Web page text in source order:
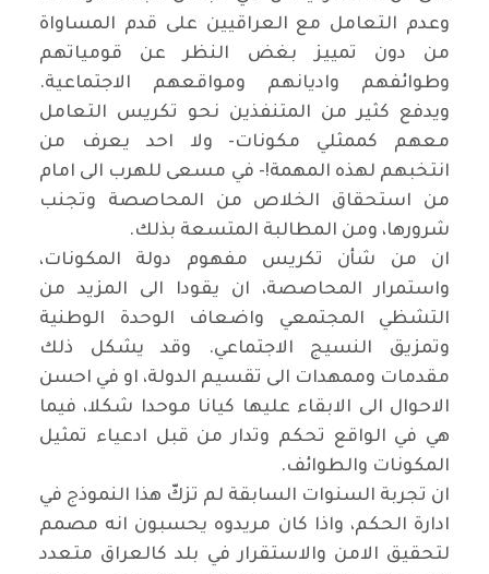
وعدم التعامل مع العراقيين على قدم المساواة
من دون تمييز بغض النظر عن قومياتهم
وطوائفهم واديانهم ومواقعهم الاجتماعية.
ويدفع كثير من المتنفذين نحو تكريس التعامل
معهم كممثلي مكونات- ولا احد يعرف من
انتخبهم لهذه المهمة!- في مسعى للهرب الى امام
من استحقاق الخلاص من المحاصصة وتجنب
شرورها، ومن المطالبة المتسعة بذلك.
ان من شأن تكريس مفهوم دولة المكونات،
واستمرار المحاصصة، ان يقودا الى المزيد من
التشظي المجتمعي واضعاف الوحدة الوطنية
وتمزيق النسيج الاجتماعي. وقد يشكل ذلك
مقدمات وممهدات الى تقسيم الدولة، او في احسن
الاحوال الى الابقاء عليها كيانا موحدا شكلا، فيما
هي في الواقع تحكم وتدار من قبل ادعياء تمثيل
المكونات والطوائف.
ان تجربة السنوات السابقة لم تزكّ هذا النموذج في
ادارة الحكم، واذا كان مريدوه يحسبون انه مصمم
لتحقيق الامن والاستقرار في بلد كالعراق متعدد